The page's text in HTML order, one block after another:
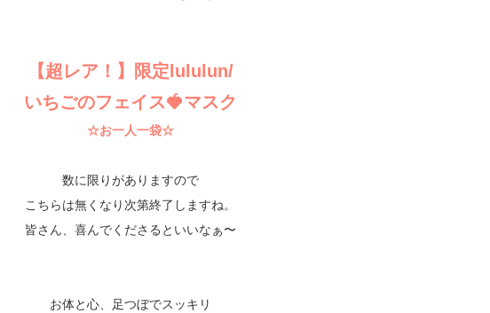
【超レア！】限定lululun/
いちごのフェイス🍓マスク
☆お一人一袋☆
数に限りがありますので
こちらは無くなり次第終了しますね。
皆さん、喜んでくださるといいなぁ〜
お体と心、足つぼでスッキリ